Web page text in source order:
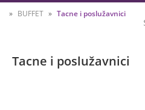
BUFFET Tacne i poslužavnici
Tacne i poslužavnici